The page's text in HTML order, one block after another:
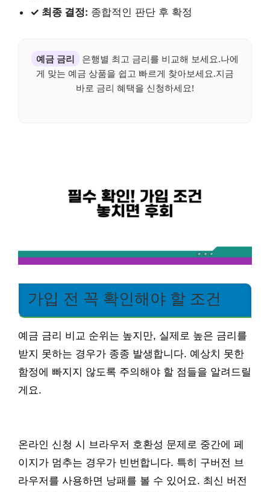
✓ 최종 결정: 종합적인 판단 후 확정
예금 금리
은행별 최고 금리를 비교해 보세요.나에
게 맞는 예금 상품을 쉽고 빠르게 찾아보세요.지금
바로 금리 혜택을 신청하세요!
가입 전 꼭 확인해야 할 조건
예금 금리 비교 순위는 높지만, 실제로 높은 금리를
받지 못하는 경우가 종종 발생합니다. 예상치 못한
함정에 빠지지 않도록 주의해야 할 점들을 알려드릴
게요.
온라인 신청 시 브라우저 호환성 문제로 중간에 페
이지가 멈추는 경우가 빈번합니다. 특히 구버전 브
라우저를 사용하면 낭패를 볼 수 있어요. 최신 버전